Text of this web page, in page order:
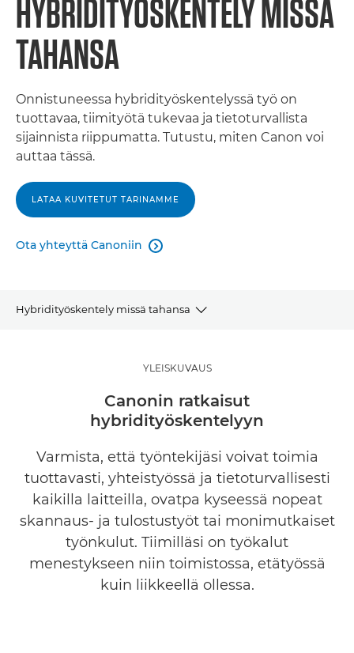
HYBRIDITYÖSKENTELY MISSÄ
TAHANSA
Onnistuneessa hybridityöskentelyssä työ on
tuottavaa, tiimityötä tukevaa ja tietoturvallista
sijainnista riippumatta. Tutustu, miten Canon voi
auttaa tässä.
LATAA KUVITETUT TARINAMME
Ota yhteyttä Canoniin 
Hybridityöskentely missä tahansa
Hybridityöskentely
Miksi Canon?
Pyydä lisätietoa
YLEISKUVAUS
Canonin ratkaisut
hybridityöskentelyyn
Varmista, että työntekijäsi voivat toimia
tuottavasti, yhteistyössä ja tietoturvallisesti
kaikilla laitteilla, ovatpa kyseessä nopeat
skannaus- ja tulostustyöt tai monimutkaiset
työnkulut. Tiimilläsi on työkalut
menestykseen niin toimistossa, etätyössä
kuin liikkeellä ollessa.